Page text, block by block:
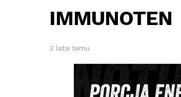
IMMUNOTEN
3 lata temu